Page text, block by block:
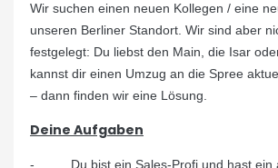
Wir suchen einen neuen Kollegen / eine
unseren Berliner Standort. Wir sind aber
festgelegt: Du liebst den Main, die Isar
kannst dir einen Umzug an die Spree
– dann finden wir eine Lösung.
Deine Aufgaben
- Du bist ein Sales-Profi und hast ein